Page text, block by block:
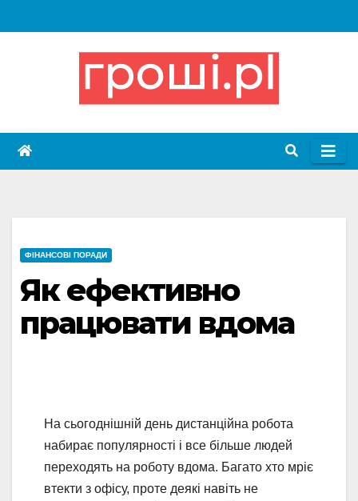
to
ФІНАНСОВІ ПОРАДИ
Як ефективно
працювати вдома
На сьогоднішній день дистанційна робота
набирає популярності і все більше людей
переходять на роботу вдома. Багато хто мріє
втекти з офісу, проте деякі навіть не